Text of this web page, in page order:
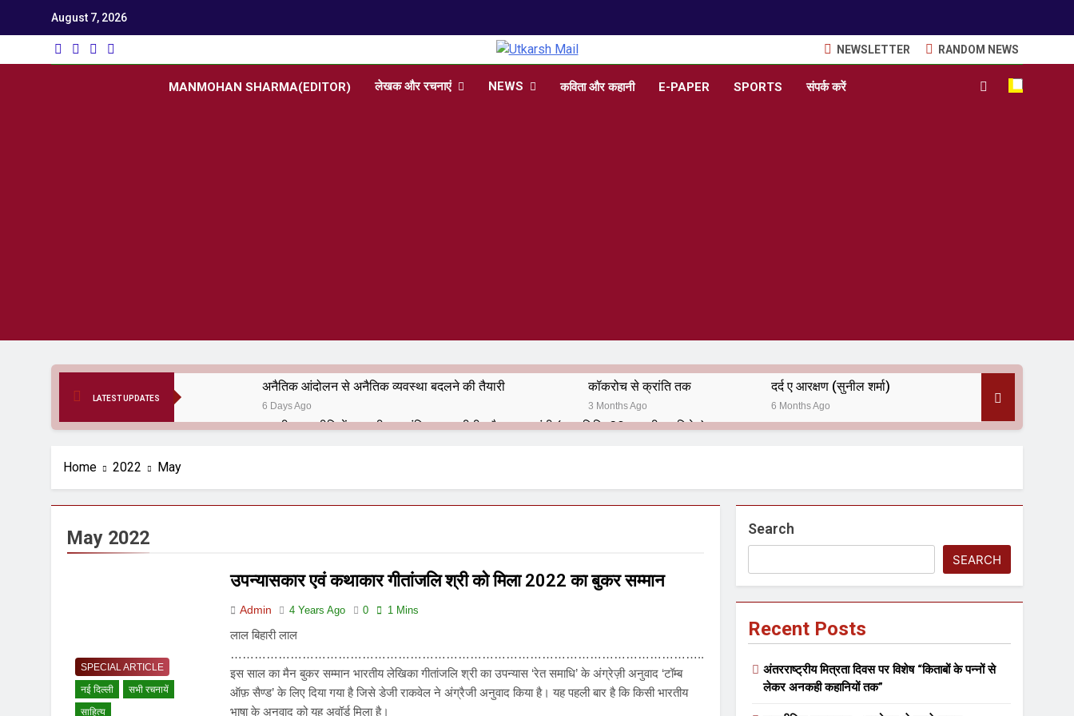
August 7, 2026
Utkarsh Mail
NEWSLETTER RANDOM NEWS
MANMOHAN SHARMA(EDITOR) लेखक और रचनाएं NEWS कविता और कहानी E-PAPER SPORTS संपर्क करें
LATEST UPDATES
अनैतिक आंदोलन से अनैतिक व्यवस्था बदलने की तैयारी
6 Days Ago
कॉकरोच से क्रांति तक
3 Months Ago
दर्द ए आरक्षण (सुनील शर्मा)
6 Months Ago
भारतीय राजनीति में आज भी प्रासांगिक एव अद्वीतीय है महात्मा गांधी (पुण्य तिथि-30 जनवरी पर विशेष)
हरियाणा सरकार के बाबा बंदा सिंह बहादुर की स्मृति में स्मारक निर्माण की दिशा में बढ़ते कदम
पाकिस्तान और PoK में 9 आतंकी ठिकानों पर भारत ने की एयर स्ट्राइक (ऑपरेशन सिन्दूर)
1 Year Ago
श्री चौरासिया ब्राह्मण समाज समन्वय समिति के व्दारा‌ ‘राष्ट्रीय प्रबुद्ध ब्राह्मण‌ महासम्मेलन‌’ का सफल आयोजन
धरती पर लौटीं सुनीता विलियम्स: एक ऐतिहासिक वापसी
1 Year Ago
अनुराधा प्रकाशन, नई दिल्ली द्वारा ‘पुस्तक लोकार्पण, काव्य गोष्ठी एवं सम्मान समारोह’ का भव्य आयोजन
Home 2022 May
May 2022
SPECIAL ARTICLE
नई दिल्ली
सभी रचनायें
साहित्य
उपन्यासकार एवं कथाकार गीतांजलि श्री को मिला 2022 का बुकर सम्मान
Admin 4 Years Ago 0 1 Mins
लाल बिहारी लाल
………………………………………………………………………………………………………..
इस साल का मैन बुकर सम्मान भारतीय लेखिका गीतांजलि श्री का उपन्यास ‘रेत समाधि’ के अंग्रेज़ी अनुवाद ‘टॉम्ब
ऑफ़ सैण्ड’ के लिए दिया गया है जिसे डेजी राकवेल ने अंग्रैजी अनुवाद किया है। यह पहली बार है कि किसी भारतीय
भाषा के अनुवाद को यह अवॉर्ड मिला है।
Search
SEARCH
Recent Posts
अंतरराष्ट्रीय मित्रता दिवस पर विशेष “किताबों के पन्नों से
लेकर अनकही कहानियों तक”